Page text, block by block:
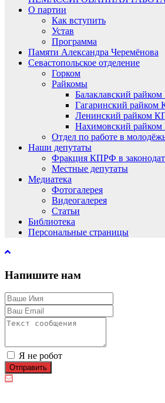
О партии
Как вступить
Устав
Программа
Памяти Александра Черемёнова
Севастопольское отделение
Горком
Райкомы
Балаклавский
Гагаринский
Ленинский райком
Нахимовский
Отдел по работе в
Наши депутаты
Фракция КПРФ в
Местные депутаты
Медиатека
Фотогалерея
Видеогалерея
Статьи
Библиотека
Персональные страницы
Напишите нам
Я не робот
Отправить